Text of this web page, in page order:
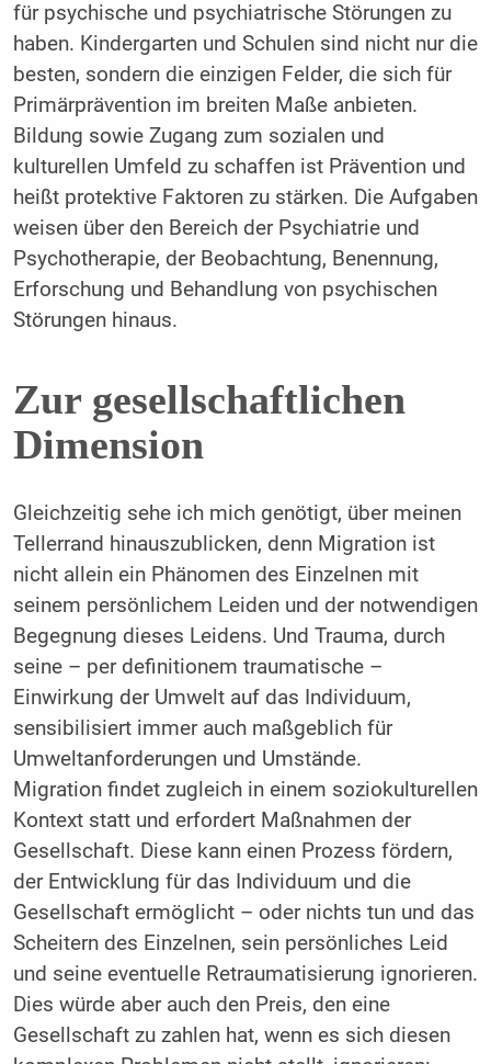
für psychische und psychiatrische Störungen zu
haben. Kindergarten und Schulen sind nicht nur die
besten, sondern die einzigen Felder, die sich für
Primärprävention im breiten Maße anbieten.
Bildung sowie Zugang zum sozialen und
kulturellen Umfeld zu schaffen ist Prävention und
heißt protektive Faktoren zu stärken. Die Aufgaben
weisen über den Bereich der Psychiatrie und
Psychotherapie, der Beobachtung, Benennung,
Erforschung und Behandlung von psychischen
Störungen hinaus.
Zur gesellschaftlichen
Dimension
Gleichzeitig sehe ich mich genötigt, über meinen
Tellerrand hinauszublicken, denn Migration ist
nicht allein ein Phänomen des Einzelnen mit
seinem persönlichem Leiden und der notwendigen
Begegnung dieses Leidens. Und Trauma, durch
seine – per definitionem traumatische –
Einwirkung der Umwelt auf das Individuum,
sensibilisiert immer auch maßgeblich für
Umweltanforderungen und Umstände.
Migration findet zugleich in einem soziokulturellen
Kontext statt und erfordert Maßnahmen der
Gesellschaft. Diese kann einen Prozess fördern,
der Entwicklung für das Individuum und die
Gesellschaft ermöglicht – oder nichts tun und das
Scheitern des Einzelnen, sein persönliches Leid
und seine eventuelle Retraumatisierung ignorieren.
Dies würde aber auch den Preis, den eine
Gesellschaft zu zahlen hat, wenn es sich diesen